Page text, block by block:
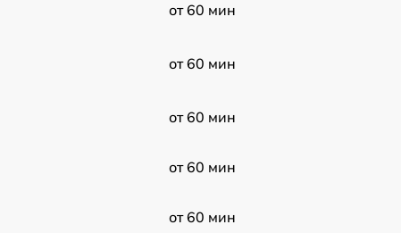
от 60 мин
от 60 мин
от 60 мин
от 60 мин
от 60 мин